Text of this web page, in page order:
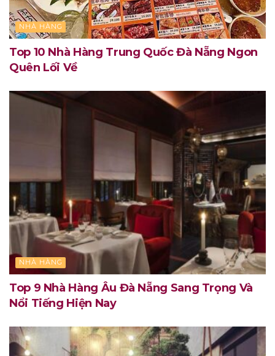
NHÀ HÀNG
Top 10 Nhà Hàng Trung Quốc Đà Nẵng Ngon
Quên Lối Về
NHÀ HÀNG
Top 9 Nhà Hàng Âu Đà Nẵng Sang Trọng Và
Nổi Tiếng Hiện Nay